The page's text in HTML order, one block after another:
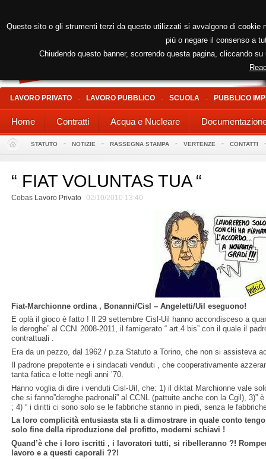
LAVORO PRIVATO LAVORO PUBBLICO SCUOLA PUBBLICO
Home Contratti Acqua e Nucleare
STATUTO NOTIZIE RASSEGNA STAMPA VERTENZE CONTATTI
“ FIAT VOLUNTAS TUA “
Cobas Lavoro Privato 02/10/2010 13:40
Fiat-Marchionne ordina , Bonanni/Cisl – Angeletti/Uil eseguono!
E oplà il gioco è fatto ! Il 29 settembre Cisl-Uil hanno accondisceso a
le deroghe” al CCNl 2008-2011, il famigerato “ art.4 bis” con il quale il
contrattuali .
Era da un pezzo, dal 1962 / p.za Statuto a Torino, che non si assisteva
Il padrone prepotente e i sindacati venduti , che cooperativamente
tanta fatica e lotte negli anni ’70.
Hanno voglia di dire i venduti Cisl-Uil, che: 1) il diktat Marchionne vale
che si fanno”deroghe padronali” al CCNL (pattuite anche con la Cgil), 3)”
; 4) “ i diritti ci sono solo se le fabbriche stanno in piedi, senza le
La loro complicità entusiasta sta li a dimostrare in quale conto
solo fine della riproduzione del profitto, moderni schiavi !
Quand’è che i loro iscritti , i lavoratori tutti, si ribelleranno ?!
lavoro e a questi caporali ??!
Questo sito o gli strumenti terzi da questo utilizzati si avvalgono di
più o negare il consenso a
Chiudendo questo banner, scorrendo questa pagina, cliccando